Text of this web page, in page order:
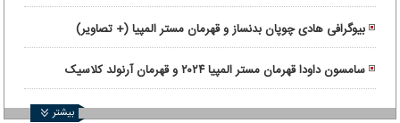
بیوگرافی هادی چوپان بدنساز و قهرمان مستر المپیا (+ تصاویر)
سامسون داودا قهرمان مستر المپیا ۲۰۲۴ و قهرمان آرنولد کلاسیک
۲۰۲۳
بیشتر